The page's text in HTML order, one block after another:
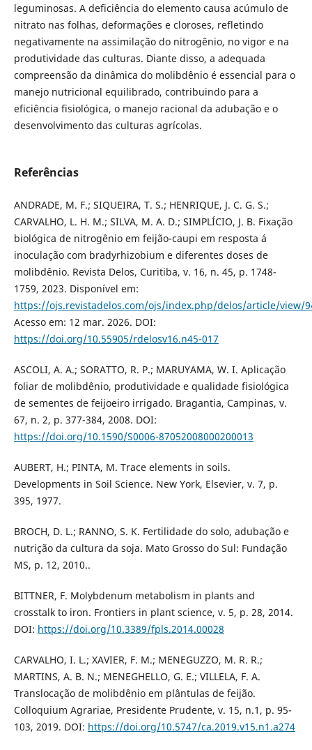
leguminosas. A deficiência do elemento causa acúmulo de
nitrato nas folhas, deformações e cloroses, refletindo
negativamente na assimilação do nitrogênio, no vigor e na
produtividade das culturas. Diante disso, a adequada
compreensão da dinâmica do molibdênio é essencial para o
manejo nutricional equilibrado, contribuindo para a
eficiência fisiológica, o manejo racional da adubação e o
desenvolvimento das culturas agrícolas.
Referências
ANDRADE, M. F.; SIQUEIRA, T. S.; HENRIQUE, J. C. G. S.;
CARVALHO, L. H. M.; SILVA, M. A. D.; SIMPLÍCIO, J. B. Fixação
biológica de nitrogênio em feijão-caupi em resposta á
inoculação com bradyrhizobium e diferentes doses de
molibdênio. Revista Delos, Curitiba, v. 16, n. 45, p. 1748-
1759, 2023. Disponível em:
https://ojs.revistadelos.com/ojs/index.php/delos/article/view/
Acesso em: 12 mar. 2026. DOI:
https://doi.org/10.55905/rdelosv16.n45-017
ASCOLI, A. A.; SORATTO, R. P.; MARUYAMA, W. I. Aplicação
foliar de molibdênio, produtividade e qualidade fisiológica
de sementes de feijoeiro irrigado. Bragantia, Campinas, v.
67, n. 2, p. 377-384, 2008. DOI:
https://doi.org/10.1590/S0006-87052008000200013
AUBERT, H.; PINTA, M. Trace elements in soils.
Developments in Soil Science. New York, Elsevier, v. 7, p.
395, 1977.
BROCH, D. L.; RANNO, S. K. Fertilidade do solo, adubação e
nutrição da cultura da soja. Mato Grosso do Sul: Fundação
MS, p. 12, 2010..
BITTNER, F. Molybdenum metabolism in plants and
crosstalk to iron. Frontiers in plant science, v. 5, p. 28, 2014.
DOI: https://doi.org/10.3389/fpls.2014.00028
CARVALHO, I. L.; XAVIER, F. M.; MENEGUZZO, M. R. R.;
MARTINS, A. B. N.; MENEGHELLO, G. E.; VILLELA, F. A.
Translocação de molibdênio em plântulas de feijão.
Colloquium Agrariae, Presidente Prudente, v. 15, n.1, p. 95-
103, 2019. DOI: https://doi.org/10.5747/ca.2019.v15.n1.a274